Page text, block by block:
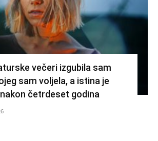
večeri izgubila sam
sam voljela, a istina je
četrdeset godina